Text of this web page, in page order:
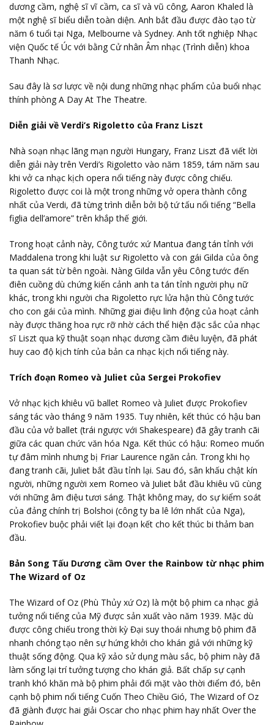
dương cầm, nghệ sĩ vĩ cầm, ca sĩ và vũ công, Aaron Khaled là
một nghệ sĩ biểu diễn toàn diện. Anh bắt đầu được đào tạo từ
năm 6 tuổi tại Nga, Melbourne và Sydney. Anh tốt nghiệp Nhạc
viện Quốc tế Úc với bằng Cử nhân Âm nhạc (Trình diễn) khoa
Thanh Nhạc.
Sau đây là sơ lược về nội dung những nhạc phẩm của buổi nhạc
thính phòng A Day At The Theatre.
Diễn giải về Verdi’s Rigoletto của Franz Liszt
Nhà soạn nhạc lãng mạn người Hungary, Franz Liszt đã viết lời
diễn giải này trên Verdi’s Rigoletto vào năm 1859, tám năm sau
khi vở ca nhạc kịch opera nổi tiếng này được công chiếu.
Rigoletto được coi là một trong những vở opera thành công
nhất của Verdi, đã từng trình diễn bởi bộ tứ tấu nổi tiếng “Bella
figlia dell’amore” trên khắp thế giới.
Trong hoạt cảnh này, Công tước xứ Mantua đang tán tỉnh với
Maddalena trong khi luật sư Rigoletto và con gái Gilda của ông
ta quan sát từ bên ngoài. Nàng Gilda vẫn yêu Công tước đến
điên cuồng dù chứng kiến cảnh anh ta tán tỉnh người phụ nữ
khác, trong khi người cha Rigoletto rực lửa hận thù Công tước
cho con gái của mình. Những giai điệu linh động của hoạt cảnh
này được thăng hoa rực rỡ nhờ cách thể hiện đặc sắc của nhạc
sĩ Liszt qua kỹ thuật soạn nhạc dương cầm điêu luyện, đã phát
huy cao độ kịch tính của bản ca nhạc kịch nổi tiếng này.
Trích đoạn Romeo và Juliet của Sergei Prokofiev
Vở nhạc kịch khiêu vũ ballet Romeo và Juliet được Prokofiev
sáng tác vào tháng 9 năm 1935. Tuy nhiên, kết thúc có hậu ban
đầu của vở ballet (trái ngược với Shakespeare) đã gây tranh cãi
giữa các quan chức văn hóa Nga. Kết thúc có hậu: Romeo muốn
tự đâm mình nhưng bị Friar Laurence ngăn cản. Trong khi họ
đang tranh cãi, Juliet bắt đầu tỉnh lại. Sau đó, sân khấu chật kín
người, những người xem Romeo và Juliet bắt đầu khiêu vũ cùng
với những âm điệu tươi sáng. Thật không may, do sự kiểm soát
của đảng chính trị Bolshoi (công ty ba lê lớn nhất của Nga),
Prokofiev buộc phải viết lại đoạn kết cho kết thúc bi thảm ban
đầu.
Bản Song Tấu Dương cầm Over the Rainbow từ nhạc phim
The Wizard of Oz
The Wizard of Oz (Phù Thủy xứ Oz) là một bộ phim ca nhạc giả
tưởng nổi tiếng của Mỹ được sản xuất vào năm 1939. Mặc dù
được công chiếu trong thời kỳ Đại suy thoái nhưng bộ phim đã
nhanh chóng tạo nên sự hứng khởi cho khán giả với những kỹ
thuật sống động. Qua kỹ xảo sử dụng màu sắc, bộ phim này đã
làm sống lại trí tưởng tượng cho khán giả. Bất chấp sự cạnh
tranh khó khăn mà bộ phim phải đối mặt vào thời điểm đó, bên
cạnh bộ phim nổi tiếng Cuốn Theo Chiều Gió, The Wizard of Oz
đã giành được hai giải Oscar cho nhạc phim hay nhất Over the